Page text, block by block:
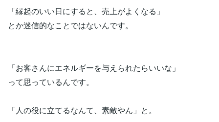
「縁起のいい日にすると、売上がよくなる」
とか迷信的なことではないんです。
「お客さんにエネルギーを与えられたらいいな」
って思っているんです。
「人の役に立てるなんて、素敵やん」と。